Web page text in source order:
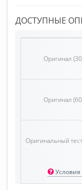
ДОСТУПНЫЕ
Оригинал
Оригинал
Оригинальный
Условия